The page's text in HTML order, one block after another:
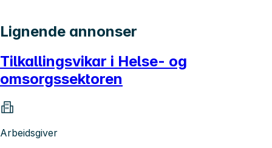
Lignende annonser
Tilkallingsvikar i Helse- og
omsorgssektoren
Arbeidsgiver